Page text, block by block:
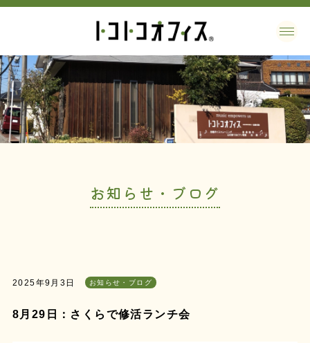
お知らせ・ブログ
2025年9月3日 お知らせ・ブログ
8月29日：さくらで修活ランチ会